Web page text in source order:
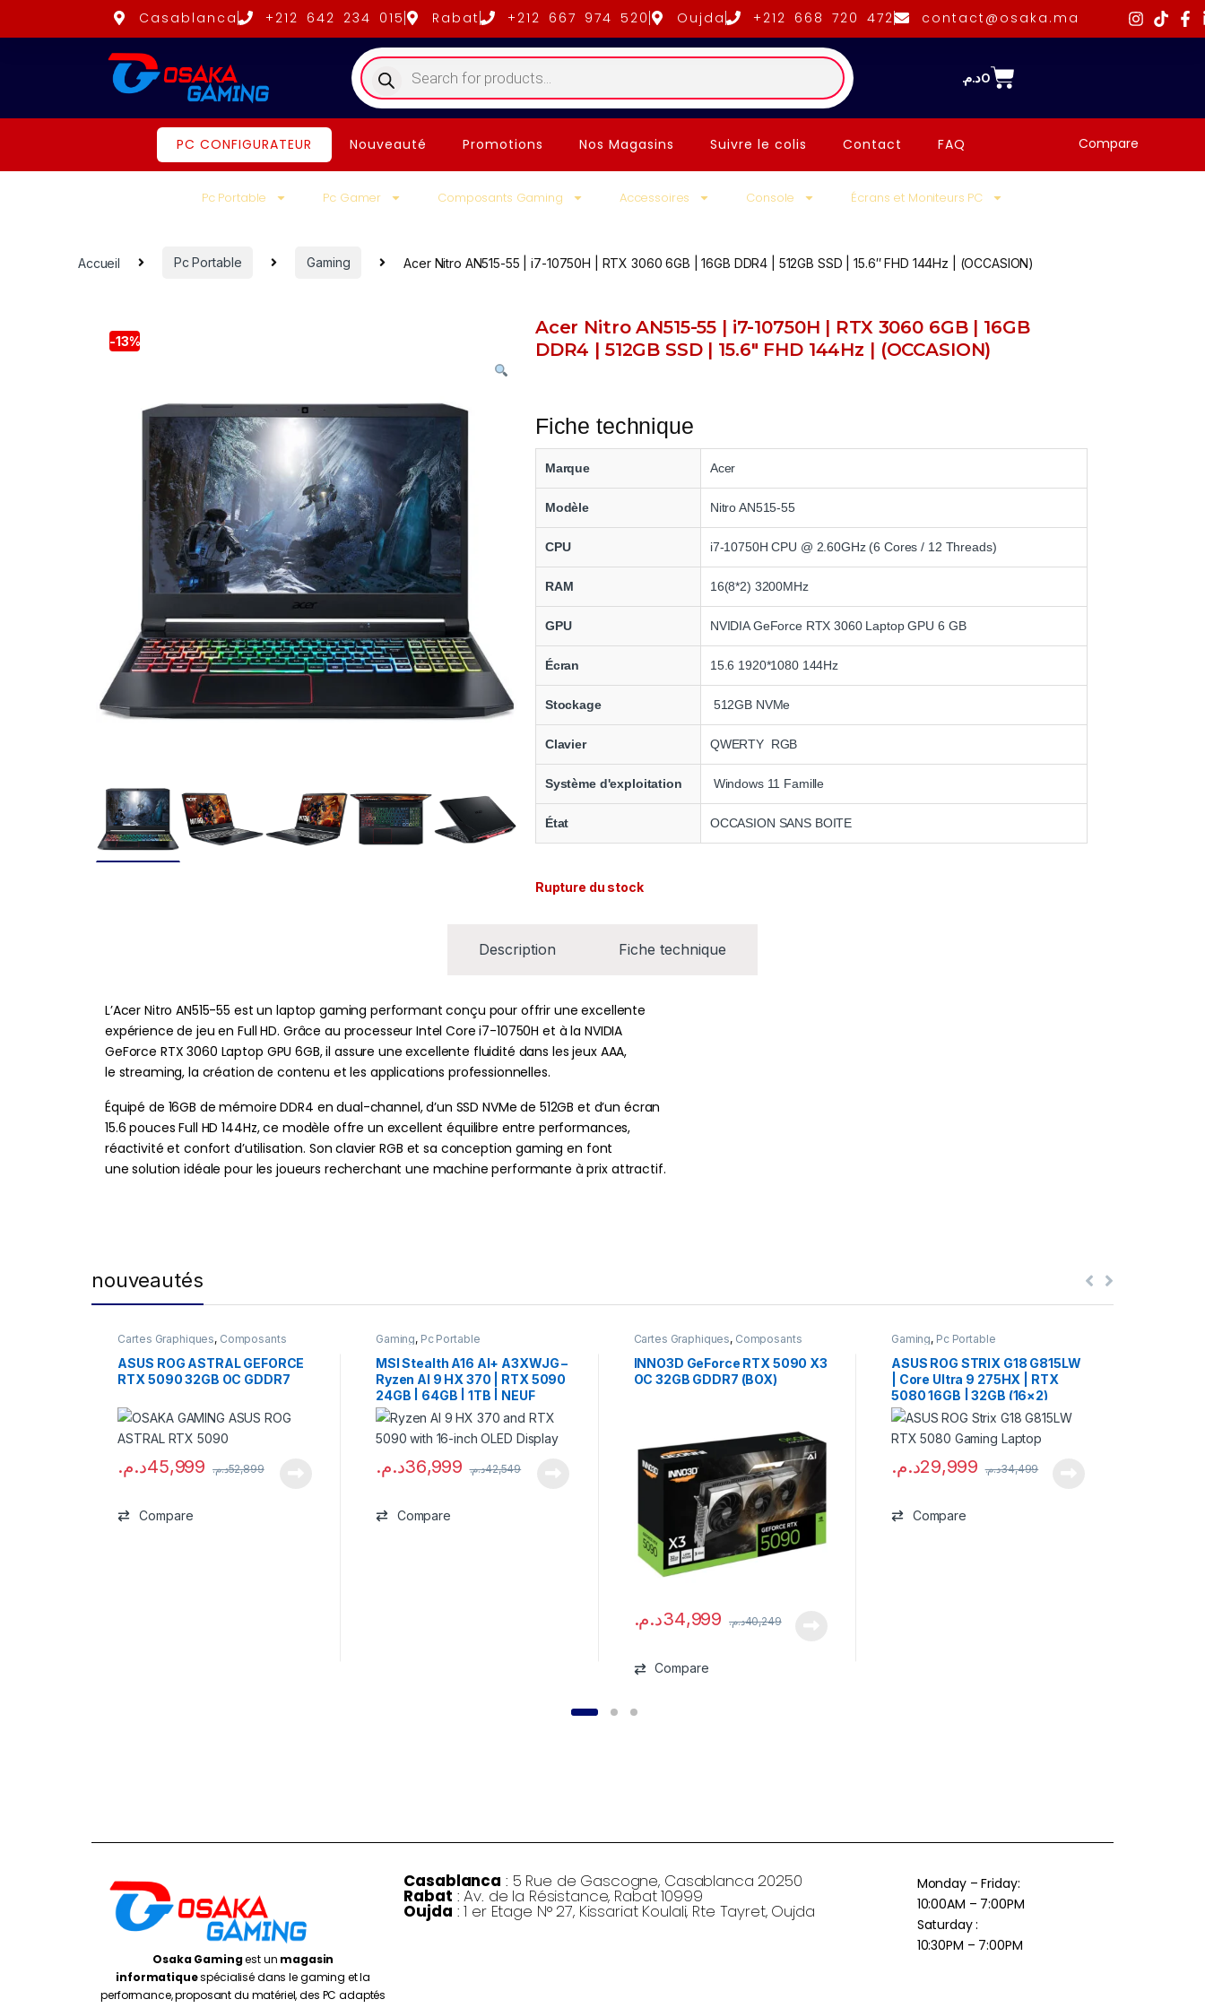
Casablanca +212 642 234 015 Rabat +212 667 974 520 Oujda +212 668 720 472 contact@osaka.ma
0د.م.
PC CONFIGURATEUR Nouveauté Promotions Nos Magasins Suivre le colis Contact FAQ Compare
Pc Portable Pc Gamer Composants Gaming Accessoires Console Écrans et Moniteurs PC
Accueil Pc Portable Gaming Acer Nitro AN515-55 | i7-10750H | RTX 3060 6GB | 16GB DDR4 | 512GB SSD | 15.6″ FHD 144Hz | (OCCASION)
-13%
Acer Nitro AN515-55 | i7-10750H | RTX 3060 6GB | 16GB
DDR4 | 512GB SSD | 15.6″ FHD 144Hz | (OCCASION)
Fiche technique
Marque Acer
Modèle Nitro AN515-55
CPU i7-10750H CPU @ 2.60GHz (6 Cores / 12 Threads)
RAM 16(8*2) 3200MHz
GPU NVIDIA GeForce RTX 3060 Laptop GPU 6 GB
Écran 15.6 1920*1080 144Hz
Stockage 512GB NVMe
Clavier QWERTY RGB
Système d'exploitation Windows 11 Famille
État OCCASION SANS BOITE
Rupture du stock
Description Fiche technique
L’Acer Nitro AN515-55 est un laptop gaming performant conçu pour offrir une excellente
expérience de jeu en Full HD. Grâce au processeur Intel Core i7-10750H et à la NVIDIA
GeForce RTX 3060 Laptop GPU 6GB, il assure une excellente fluidité dans les jeux AAA,
le streaming, la création de contenu et les applications professionnelles.
Équipé de 16GB de mémoire DDR4 en dual-channel, d’un SSD NVMe de 512GB et d’un écran
15.6 pouces Full HD 144Hz, ce modèle offre un excellent équilibre entre performances,
réactivité et confort d’utilisation. Son clavier RGB et sa conception gaming en font
une solution idéale pour les joueurs recherchant une machine performante à prix attractif.
nouveautés
Cartes Graphiques, Composants
NVIDIA
ASUS ROG ASTRAL GEFORCE
RTX 5090 32GB OC GDDR7
45,999د.م. 52,899د.م.
Compare
Gaming, Pc Portable
MSI Stealth A16 AI+ A3XWJG –
Ryzen AI 9 HX 370 | RTX 5090
24GB | 64GB | 1TB | NEUF
36,999د.م. 42,549د.م.
Compare
Cartes Graphiques, Composants
NVIDIA
INNO3D GeForce RTX 5090 X3
OC 32GB GDDR7 (BOX)
34,999د.م. 40,249د.م.
Compare
Gaming, Pc Portable
ASUS ROG STRIX G18 G815LW
| Core Ultra 9 275HX | RTX
5080 16GB | 32GB (16×2)
DDR5 | 1TB NVMe | 18″
WQXGA 240Hz | QWERTY RGB
| NEUF
29,999د.م. 34,499د.م.
Compare
Osaka Gamingest un magasin
informatiquespécialisé dans le gaming et la
performance, proposant du matériel, des PC adaptés
Casablanca : 5 Rue de Gascogne, Casablanca 20250
Rabat : Av. de la Résistance, Rabat 10999
Oujda : 1 er Etage N° 27, Kissariat Koulali, Rte Tayret, Oujda
Monday – Friday:
10:00AM – 7:00PM
Saturday :
10:30PM – 7:00PM